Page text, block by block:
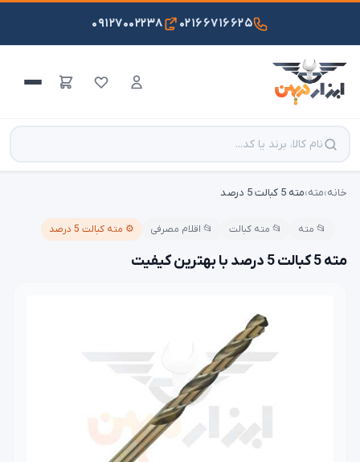
۰۲۱۶۶۷۱۶۶۲۵ ۰۹۱۲۷۰۰۲۲۳۸
خانه›مته›مته 5 کبالت 5 درصد
📂 مته 📂 مته کبالت 📂 اقلام مصرفی ⚙️ مته کبالت 5 درصد
مته 5 کبالت 5 درصد با بهترین کیفیت